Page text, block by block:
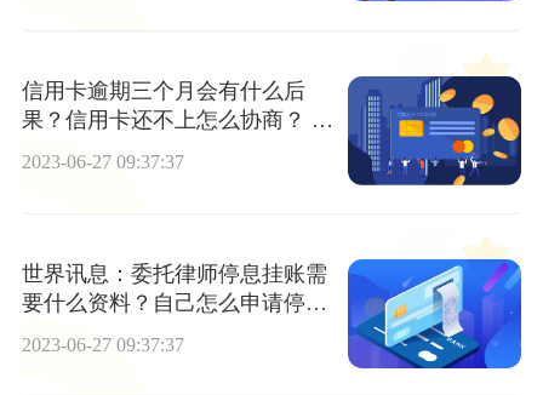
信用卡逾期三个月会有什么后
果？信用卡还不上怎么协商？ 焦
2023-06-27 09:37:37
世界讯息：委托律师停息挂账需
要什么资料？自己怎么申请停息
挂账？
2023-06-27 09:37:37